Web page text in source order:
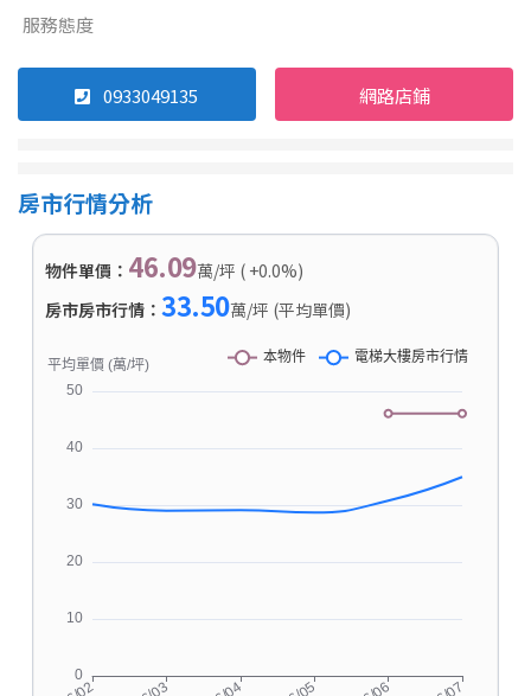
服務態度
0933049135 網路店鋪
房市行情分析
物件單價： 46.09萬/坪 ( +0.0%)
房市房市行情： 33.50萬/坪 (平均單價)